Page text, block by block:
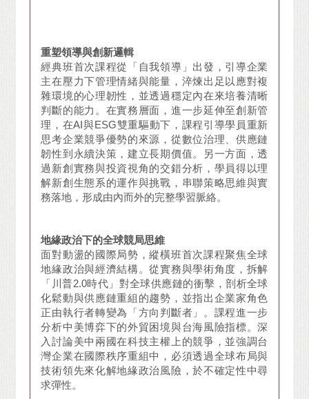
重塑領導與創新邏輯
經典班首次課程從「自我領導」出發，引導企業
主在壓力下管理情緒與能量，淬煉出足以應對複
雜環境的心理韌性，並透過穩定內在來培養清晰
判斷的能力。在實務層面，進一步延伸至創新管
理，在AI與ESG雙重驅動下，課程引導學員重新
思考企業競爭優勢的來源，從數位治理、供應鏈
韌性到永續決策，建立長期價值。另一方面，透
過新創實務與投資視角的交錯分析，學員得以理
解新創生態系的運作與挑戰，串聯策略思維與實
務落地，形成由內而外的完整學習脈絡。
地緣政治下的全球競局思維
面對動盪的國際局勢，縱橫班首次課程聚焦全球
地緣政治與經濟結構。從實務與學術角度，拆解
「川普2.0時代」對全球供應鏈的衝擊，剖析全球
化鬆動與供應鏈重組的趨勢，並指出企業家角色
正由執行者轉變為「方向判斷者」。課程進一步
分析中美博弈下的外貿困境與台海風險指標。深
入討論美中兩國在科技主權上的競爭，並強調台
灣企業在國際秩序重組中，必須透過全球布局與
技術領先來化解地緣政治風險，於不確定性中尋
求彈性。